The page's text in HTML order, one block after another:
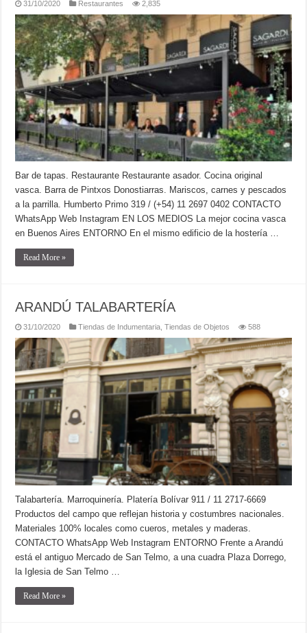
31/10/2020 Restaurantes 2,835
Bar de tapas. Restaurante Restaurante asador. Cocina original
vasca. Barra de Pintxos Donostiarras. Mariscos, carnes y pescados
a la parrilla. Humberto Primo 319 / (+54) 11 2697 0402 CONTACTO
WhatsApp Web Instagram EN LOS MEDIOS La mejor cocina vasca
en Buenos Aires ENTORNO En el mismo edificio de la hostería …
Read More »
ARANDÚ TALABARTERÍA
31/10/2020 Tiendas de Indumentaria ,Tiendas de Objetos 588
Talabartería. Marroquinería. Platería Bolívar 911 / 11 2717-6669
Productos del campo que reflejan historia y costumbres nacionales.
Materiales 100% locales como cueros, metales y maderas.
CONTACTO WhatsApp Web Instagram ENTORNO Frente a Arandú
está el antiguo Mercado de San Telmo, a una cuadra Plaza Dorrego,
la Iglesia de San Telmo …
Read More »